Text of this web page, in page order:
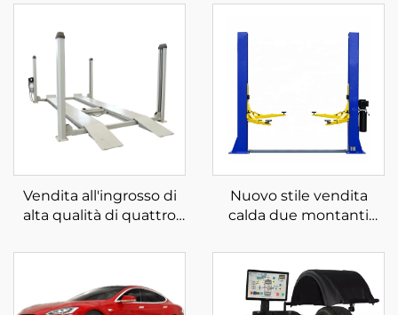
Vendita all'ingrosso di
alta qualità di quattro
parcheggio in vendita
Nuovo stile vendita
calda due montanti
sollevatore idraulico per
auto due montanti
sollevatore